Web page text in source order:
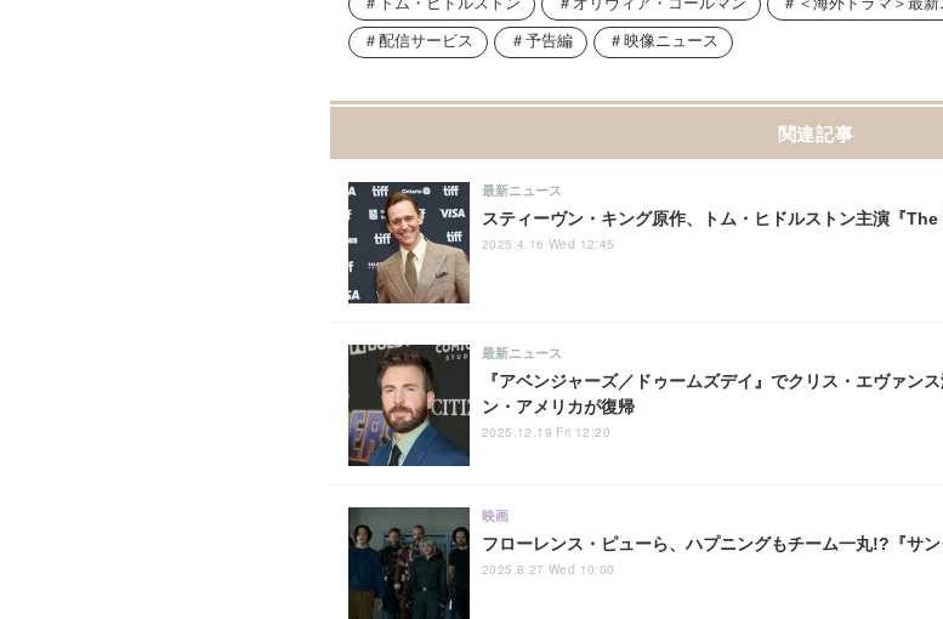
配信サービス 予告編 映像ニュース
関連記事
スティーヴン・キング原作、トム・ヒドルストン主演『
最新ニュース
2025.4.16 Wed 12:45
『アベンジャーズ／ドゥームズデイ』でクリス・エヴァン
ン・アメリカが復帰
最新ニュース
2025.12.19 Fri 12:20
フローレンス・ピューら、ハプニングもチーム一丸!?『サ
映画
2025.8.27 Wed 10:00